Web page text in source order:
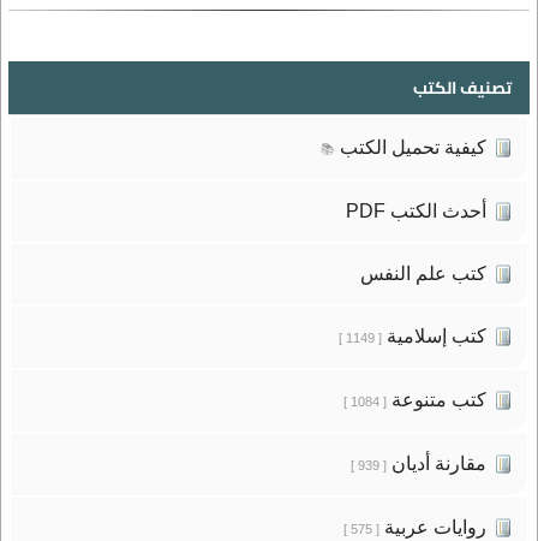
تصنيف الكتب
كيفية تحميل الكتب 📚
أحدث الكتب PDF
كتب علم النفس
كتب إسلامية[ 1149 ]
كتب متنوعة[ 1084 ]
مقارنة أديان[ 939 ]
روايات عربية[ 575 ]